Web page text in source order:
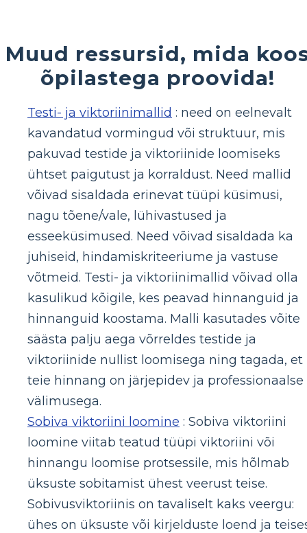
Muud ressursid, mida
õpilastega proovida!
Testi- ja viktoriinimallid : need on eelnevalt
kavandatud vormingud või struktuur, mis
pakuvad testide ja viktoriinide loomiseks
ühtset paigutust ja korraldust. Need mallid
võivad sisaldada erinevat tüüpi küsimusi,
nagu tõene/vale, lühivastused ja
esseeküsimused. Need võivad sisaldada ka
juhiseid, hindamiskriteeriume ja vastuse
võtmeid. Testi- ja viktoriinimallid võivad olla
kasulikud kõigile, kes peavad hinnanguid ja
hinnanguid koostama. Malli kasutades võite
säästa palju aega võrreldes testide ja
viktoriinide nullist loomisega ning tagada, et
teie hinnang on järjepidev ja professionaalse
välimusega.
Sobiva viktoriini loomine : Sobiva viktoriini
loomine viitab teatud tüüpi viktoriini või
hinnangu loomise protsessile, mis hõlmab
üksuste sobitamist ühest veerust teise.
Sobivusviktoriinis on tavaliselt kaks veergu:
ühes on üksuste või kirjelduste loend ja